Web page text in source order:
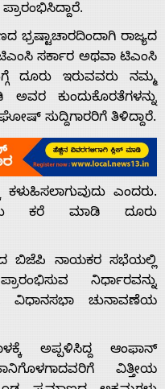
ಭ್ರಷ್ಟಾಚಾರದಿಂದಾಗಿ ರಾಜ್ಯದ
ಟಿಎಂಸಿ ಸರ್ಕಾರ ಅಥವಾ ಟಿಎಂಸಿ
ದೂರು ಇರುವವರು ನಮ್ಮ
ಕುಂದುಕೊರತೆಗಳನ್ನು
ಸುದ್ದಿಗಾರರಿಗೆ ತಿಳಿದ್ದಾರೆ.
ಕಳುಹಿಸಲಾಗುವುದು ಎಂದರು.
ಕರೆ ಮಾಡಿ ದೂರು
ಬಿಜೆಪಿ ನಾಯಕರ ಸಭೆಯಲ್ಲಿ
ನಿರ್ಧಾರವನ್ನು
ವಿಧಾನಸಭಾ ಚುನಾವಣೆಯ
ಅಪ್ಪಳಿಸಿದ್ದ ಆಂಫಾನ್
ವಿತ್ತೀಯ